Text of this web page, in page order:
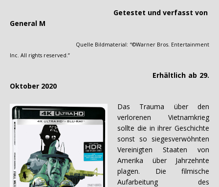
Getestet und verfasst von
General M
Quelle Bildmaterial: “©Warner Bros. Entertainment
Inc. All rights reserved.”
Erhältlich ab 29.
Oktober 2020
Das Trauma über den
verlorenen Vietnamkrieg
sollte die in ihrer Geschichte
sonst so siegesverwöhnten
Vereinigten Staaten von
Amerika über Jahrzehnte
plagen. Die filmische
Aufarbeitung des